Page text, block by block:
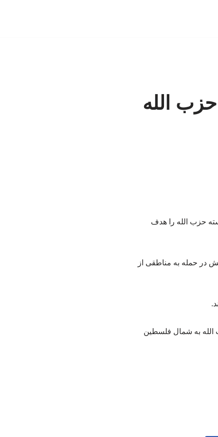
حزب الله
حزب الله را هدف
در حمله به مناطقی از
الله به شمال فلسطین